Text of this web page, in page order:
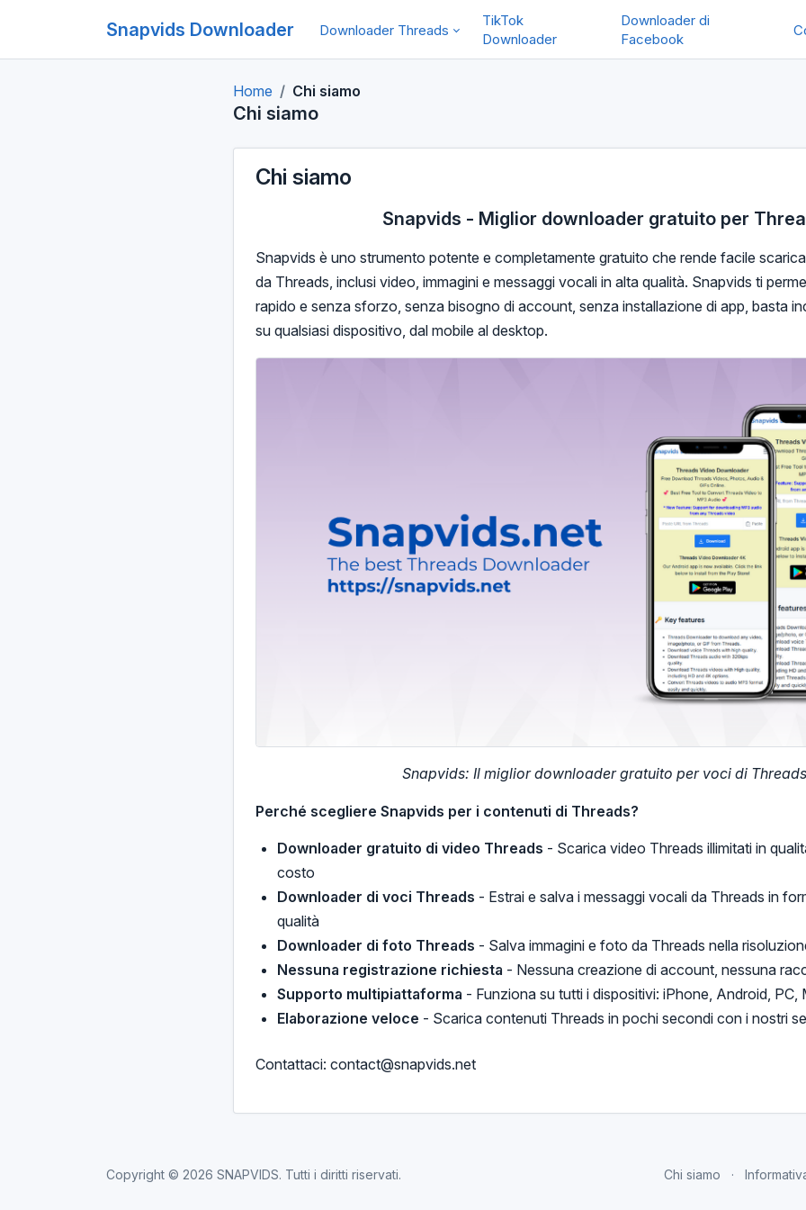
Snapvids Downloader Downloader Threads
TikTok
Downloader
Downloader di
Facebook
Home Chi siamo
Chi siamo
Chi siamo
Snapvids - Miglior downloader gratuito per
Snapvids è uno strumento potente e completamente gratuito che rende facile
da Threads, inclusi video, immagini e messaggi vocali in alta qualità. Snapvids ti
rapido e senza sforzo, senza bisogno di account, senza installazione di app, basta
su qualsiasi dispositivo, dal mobile al desktop.
Snapvids: Il miglior downloader gratuito per voci di Threads
Perché scegliere Snapvids per i contenuti di Threads?
Downloader gratuito di video Threads - Scarica video Threads illimitati in
costo
Downloader di voci Threads - Estrai e salva i messaggi vocali da Threads in
qualità
Downloader di foto Threads - Salva immagini e foto da Threads nella
Nessuna registrazione richiesta - Nessuna creazione di account, nessuna
Supporto multipiattaforma - Funziona su tutti i dispositivi: iPhone, Android, PC,
Elaborazione veloce - Scarica contenuti Threads in pochi secondi con i nostri
Contattaci: contact@snapvids.net
Chi siamo
Copyright © 2026 SNAPVIDS. Tutti i diritti riservati.